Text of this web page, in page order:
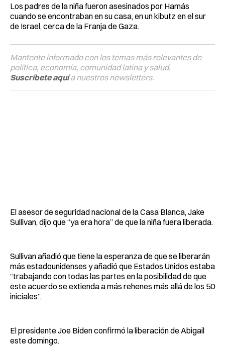
Los padres de la niña fueron asesinados por Hamás
cuando se encontraban en su casa, en un kibutz en el sur
de Israel, cerca de la Franja de Gaza.
Mantente informado con los temas más relevantes de
política, economía, comunidad latina y salud.
Suscríbete aquía nuestros newsletters.
El asesor de seguridad nacional de la Casa Blanca, Jake
Sullivan, dijo que “ya era hora” de que la niña fuera liberada.
Sullivan añadió que tiene la esperanza de que se liberarán
más estadounidenses y añadió que Estados Unidos estaba
“trabajando con todas las partes en la posibilidad de que
este acuerdo se extienda a más rehenes más allá de los 50
iniciales”.
El presidente Joe Biden confirmó la liberación de Abigail
este domingo.